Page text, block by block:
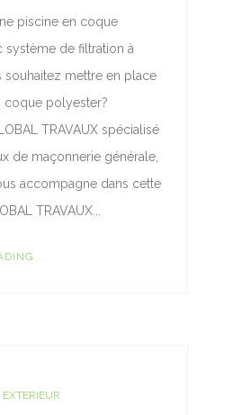
piscine en coque
système de filtration à
souhaitez mettre en place
coque polyester?
TRAVAUX spécialisé
de maçonnerie générale,
accompagne dans cette
TRAVAUX...